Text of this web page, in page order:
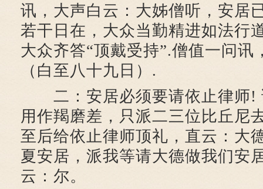
讯，大声白云：大姊僧听，安居
若干日在，大众当勤精进如法行
大众齐答“顶戴受持”.僧值一问讯
（白至八十九日）.
二：安居必须要请依止律师!
用作羯磨差，只派二三位比丘尼
至后给依止律师顶礼，直云：大
夏安居，派我等请大德做我们安
云：尔。